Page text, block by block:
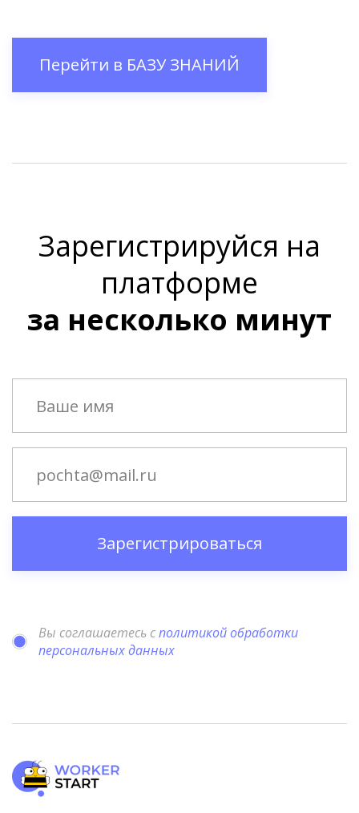
Перейти в БАЗУ ЗНАНИЙ
Зарегистрируйся на
платформе
за несколько минут
Зарегистрироваться
Вы соглашаетесь сполитикой обработки
персональных данных